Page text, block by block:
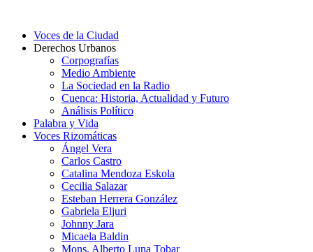
Voces de la Ciudad
Derechos Urbanos
Corpografías
Medio Ambiente
La Sociedad en la Radio
Cuenca: Historia, Actualidad y Futuro
Análisis Político
Palabra y Vida
Voces Rizomáticas
Ángel Vera
Carlos Castro
Catalina Mendoza Eskola
Cecilia Salazar
Esteban Herrera González
Gabriela Eljuri
Johnny Jara
Micaela Baldin
Mons. Alberto Luna Tobar